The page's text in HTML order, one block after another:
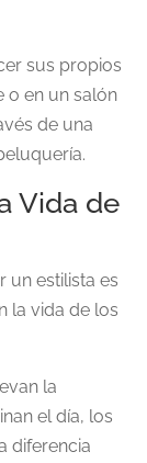
sus propios
o en un salón
de una
Vida de
un estilista es
la vida de los
la
el día, los
diferencia